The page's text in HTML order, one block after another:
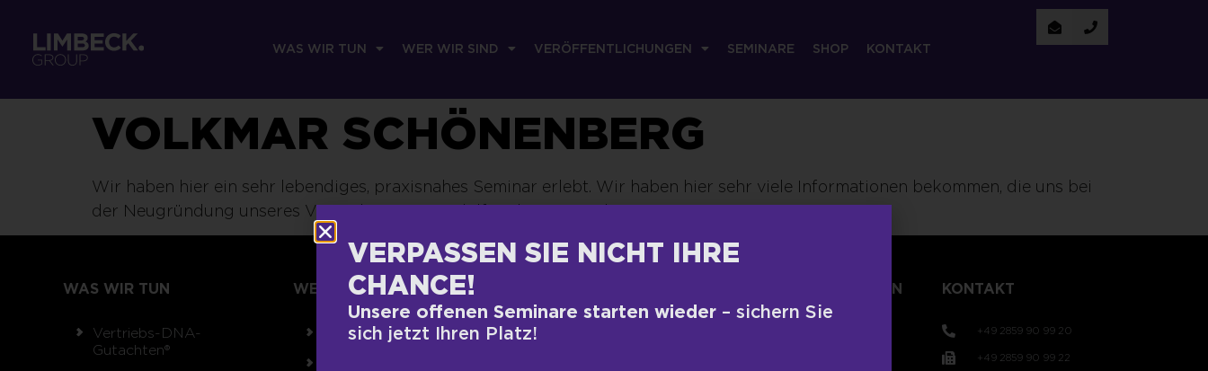
WAS WIR TUN WER WIR SIND VERÖFFENTLICHUNGEN SEMINARE SHOP KONTAKT
VOLKMAR SCHÖNENBERG
Wir haben hier ein sehr lebendiges, praxisnahes Seminar erlebt. Wir haben hier sehr viele Informationen bekommen, die uns bei
der Neugründung unseres Vertriebsprozesses hilfreich sein werden.
WAS WIR TUN
Vertriebs-DNA-
Gutachten®
WER WIR SIND
Team
VERÖFFENTLICHUNGEN KONTAKT
+49 2859 90 99 20
+49 2859 90 99 22
VERPASSEN SIE NICHT IHRE
CHANCE!
Unsere offenen Seminare starten wieder – sichern Sie
sich jetzt Ihren Platz!